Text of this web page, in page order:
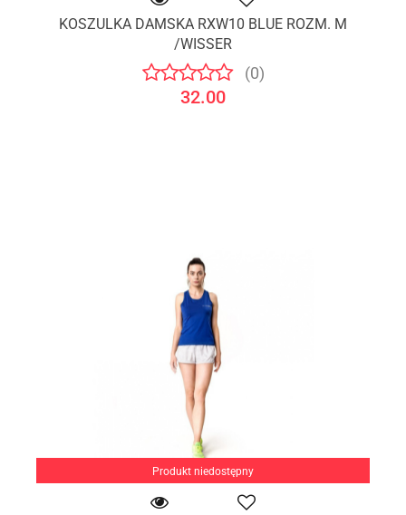
KOSZULKA DAMSKA RXW10 BLUE ROZM. M
/WISSER
(0)
32.00
Produkt niedostępny